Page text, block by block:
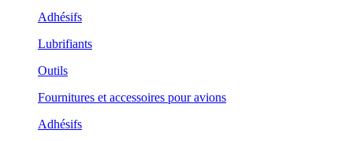
Adhésifs
Lubrifiants
Outils
Fournitures et accessoires pour avions
Adhésifs